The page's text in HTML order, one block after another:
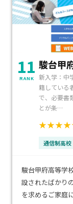
11
RANK
駿台甲
新入学：中
籍している
で、必要書
とが条…
通信制高校
駿台甲府高等学
設されたばかり
を求めるご家庭